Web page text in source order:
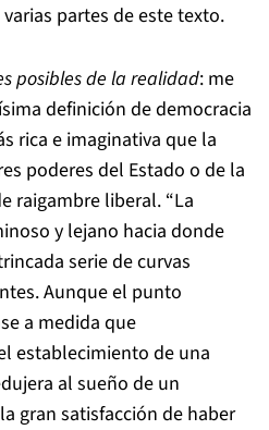
partes de este texto.
posibles de la realidad: me
definición de democracia
rica e imaginativa que la
poderes del Estado o de la
raigambre liberal. “La
y lejano hacia donde
serie de curvas
Aunque el punto
a medida que
establecimiento de una
al sueño de un
gran satisfacción de haber